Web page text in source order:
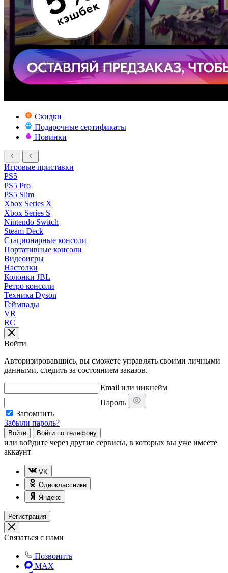
Скидки
Подарочные сертификаты
Новинки
Игровые приставки
PS5
PS5 Pro
PS5 Slim
Xbox Series X
Xbox Series S
Nintendo Switch
Steam Deck
Стационарные консоли
Портативные консоли
Видеоигры
Настолки
Колонки JBL
Ретро консоли
Техника Dyson
Геймпады
VR
RC
Войти
Авторизировавшись, вы сможете управлять своими личными
данными, следить за состоянием заказов.
Email или никнейм
Пароль
Запомнить
Забыли пароль?
Войти Войти по телефону
или войдите через другие сервисы, в которых вы уже имеете
аккаунт
VK
Одноклассники
Яндекс
Регистрация
Связаться с нами
Позвонить
MAX